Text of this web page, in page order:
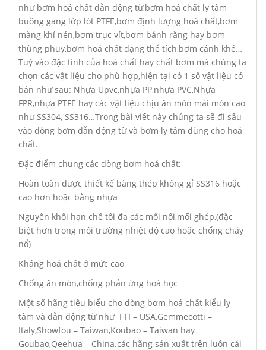
như bơm hoá chất dẫn động từ,bơm hoá chất ly tâm
buồng gang lớp lót PTFE,bơm định lượng hoá chất,bơm
màng khí nén,bơm trục vít,bơm bánh răng hay bơm
thùng phuy,bơm hoá chất dạng thể tích,bơm cánh khế…
Tuỳ vào đặc tính của hoá chất hay chất bơm mà chúng ta
chọn các vật liệu cho phù hợp,hiện tại có 1 số vật liệu có
bản như sau: Nhựa Upvc,nhựa PP,nhựa PVC,Nhựa
FPR,nhựa PTFE hay các vật liệu chịu ăn mòn mài mòn cao
như SS304, SS316…Trong bài viết này chúng ta sẽ đi sâu
vào dòng bơm dẫn động từ và bơm ly tâm dùng cho hoá
chất.
Đặc điểm chung các dòng bơm hoá chất:
Hoàn toàn được thiết kế bằng thép không gỉ SS316 hoặc
cao hơn hoặc bằng nhựa
Nguyên khối hạn chế tối đa các mối nối,mối ghép,(đặc
biệt hơn trong môi trường nhiệt độ cao hoặc chống cháy
nổ)
Kháng hoá chất ở mức cao
Chống ăn mòn,chống phản ứng hoá học
Một số hãng tiêu biểu cho dòng bơm hoá chất kiểu ly
tâm và dẫn động từ như FTI – USA,Gemmecotti –
Italy,Showfou – Taiwan,Koubao – Taiwan hay
Goubao,Qeehua – China.các hãng sản xuất trên luôn cải